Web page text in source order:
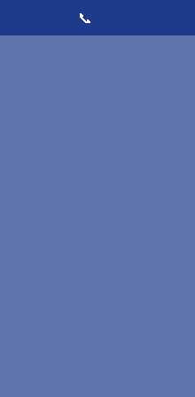
📞